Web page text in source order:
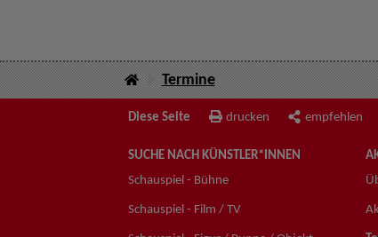
Termine
Diese Seite drucken empfehlen
SUCHE NACH KÜNSTLER*INNEN
Schauspiel - Bühne
Schauspiel - Film / TV